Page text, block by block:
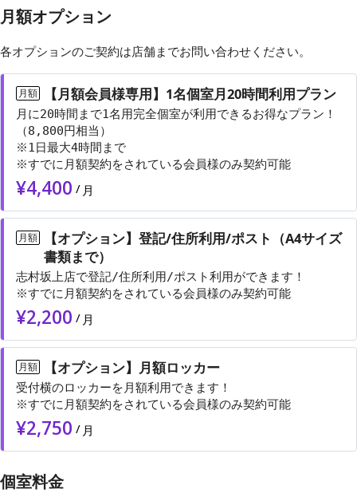
月額オプション
各オプションのご契約は店舗までお問い合わせ ください。
月額 【月額会員様専用】1名個室月20時間利用プラン
月に20時間まで1名用完全個室が利用できるお得なプラン！
（8,800円相当）
※1日最大4時間まで
※すでに月額契約をされている会員様のみ契約可能
¥4,400 / 月
月額
【オプション】登記/住所利用/ポスト（A4サイズ
書類まで）
志村坂上店で登記/住所利用/ポスト利用ができます！
¥2,200 / 月
月額 【オプション】月額ロッカー
受付横のロッカーを月額利用できます！
※すでに月額契約をされている会員様のみ契約可能
¥2,750 / 月
個室料金